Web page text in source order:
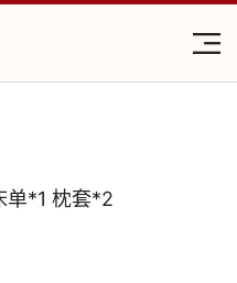
单*1 枕套*2